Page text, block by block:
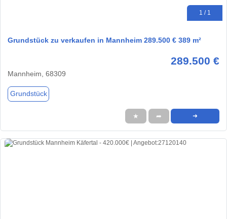
1 / 1
Grundstück zu verkaufen in Mannheim 289.500 € 389 m²
289.500 €
Mannheim, 68309
Grundstück
★ ➦ ➜